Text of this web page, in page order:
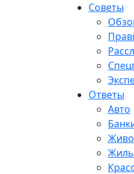
Советы
Ответы
Авто